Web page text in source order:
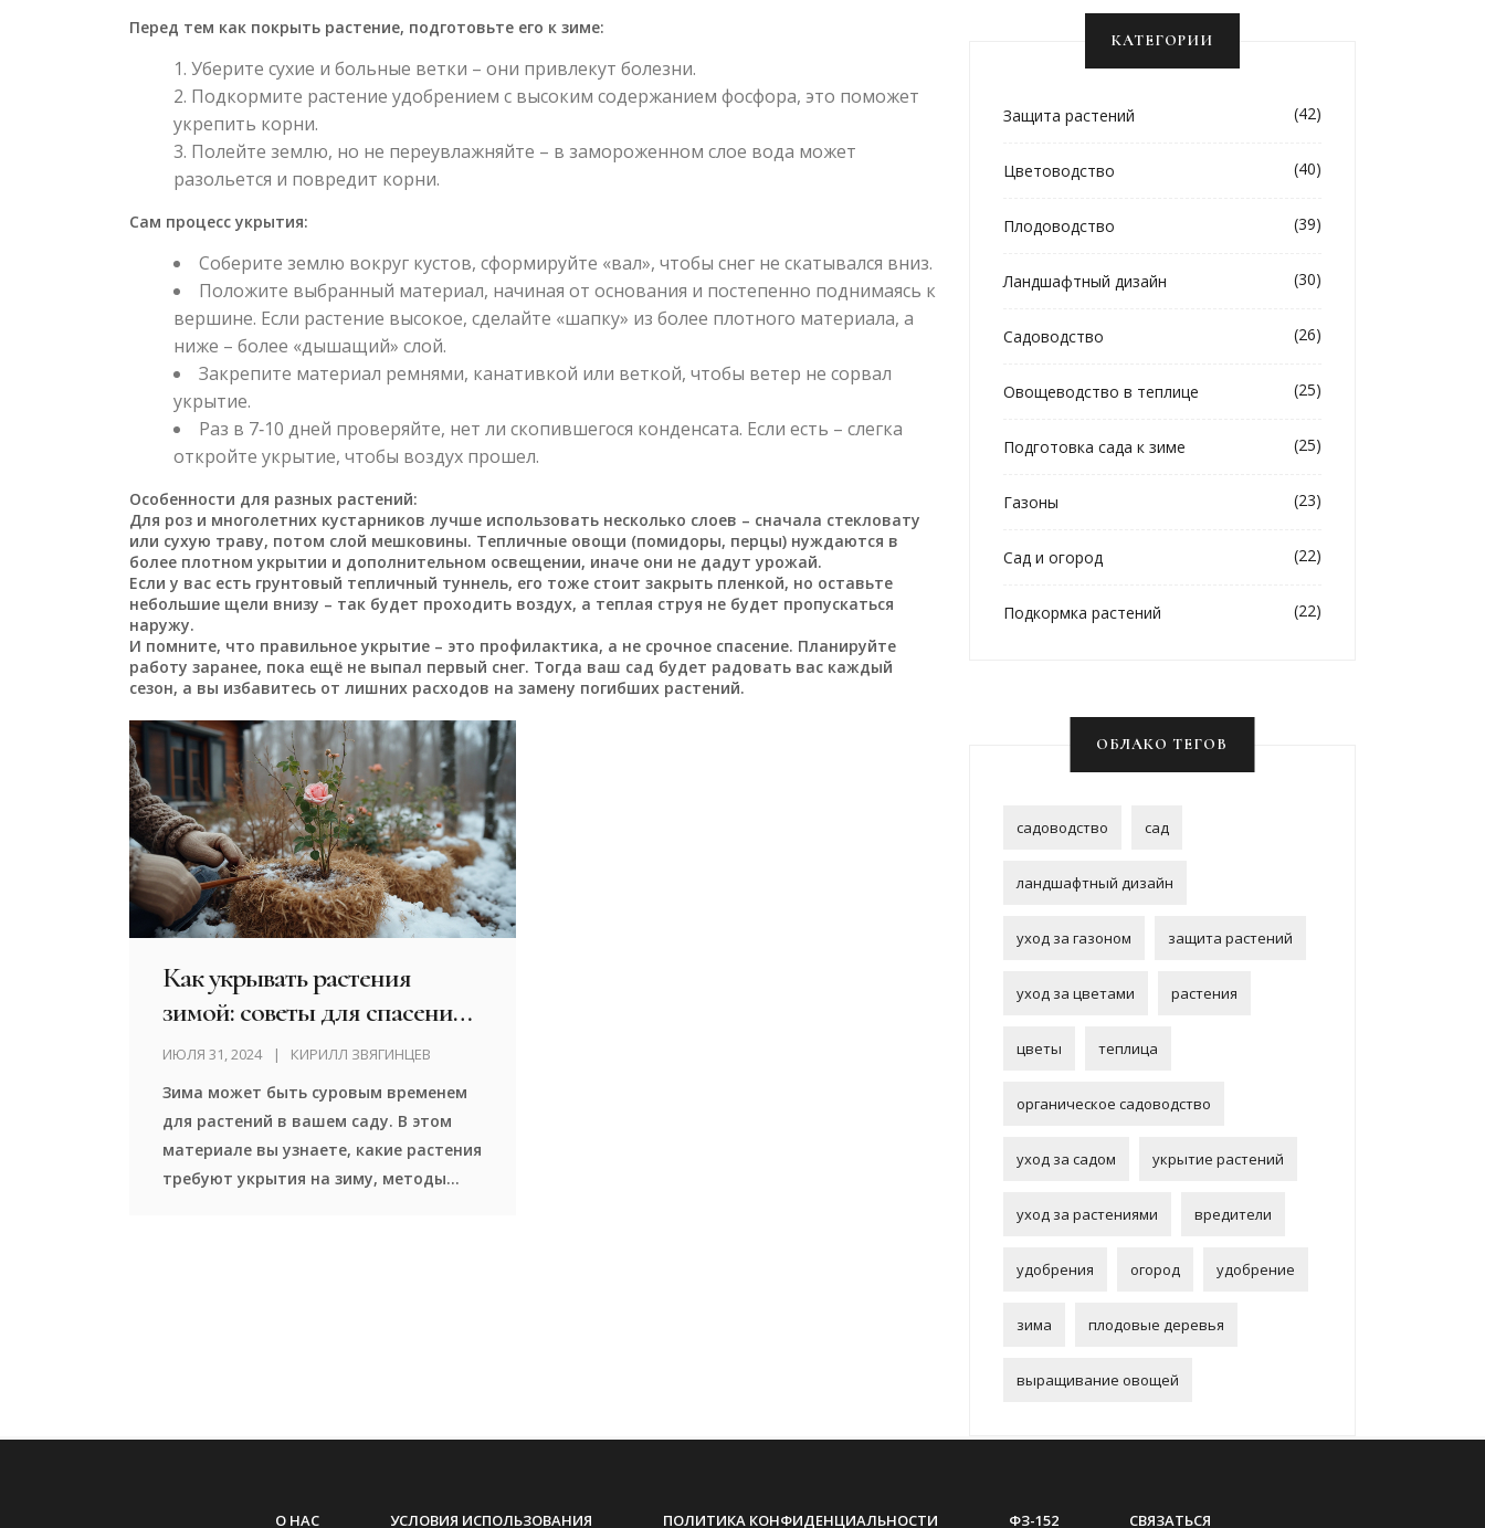
Перед тем как покрыть растение, подготовьте его к зиме:
Уберите сухие и больные ветки – они привлекут болезни.
Подкормите растение удобрением с высоким содержанием фосфора, это поможет
укрепить корни.
Полейте землю, но не переувлажняйте – в замороженном слое вода может
разольется и повредит корни.
Сам процесс укрытия:
Соберите землю вокруг кустов, сформируйте «вал», чтобы снег не скатывался вниз.
Положите выбранный материал, начиная от основания и постепенно поднимаясь к
вершине. Если растение высокое, сделайте «шапку» из более плотного материала, а
ниже – более «дышащий» слой.
Закрепите материал ремнями, канативкой или веткой, чтобы ветер не сорвал
укрытие.
Раз в 7‑10 дней проверяйте, нет ли скопившегося конденсата. Если есть – слегка
откройте укрытие, чтобы воздух прошел.
Особенности для разных растений:
Для роз и многолетних кустарников лучше использовать несколько слоев – сначала стекловату
или сухую траву, потом слой мешковины. Тепличные овощи (помидоры, перцы) нуждаются в
более плотном укрытии и дополнительном освещении, иначе они не дадут урожай.
Если у вас есть грунтовый тепличный туннель, его тоже стоит закрыть пленкой, но оставьте
небольшие щели внизу – так будет проходить воздух, а теплая струя не будет пропускаться
наружу.
И помните, что правильное укрытие – это профилактика, а не срочное спасение. Планируйте
работу заранее, пока ещё не выпал первый снег. Тогда ваш сад будет радовать вас каждый
сезон, а вы избавитесь от лишних расходов на замену погибших растений.
Как укрывать растения
зимой: советы для спасения
сада
ИЮЛЯ 31, 2024 КИРИЛЛ ЗВЯГИНЦЕВ
Зима может быть суровым временем
для растений в вашем саду. В этом
материале вы узнаете, какие растения
требуют укрытия на зиму, методы
КАТЕГОРИИ
Защита растений (42)
Цветоводство (40)
Плодоводство (39)
Ландшафтный дизайн (30)
Садоводство (26)
Овощеводство в теплице (25)
Подготовка сада к зиме (25)
Газоны (23)
Сад и огород (22)
Подкормка растений (22)
ОБЛАКО ТЕГОВ
садоводство сад
ландшафтный дизайн
уход за газоном защита растений
уход за цветами растения
цветы теплица
органическое садоводство
уход за садом укрытие растений
уход за растениями вредители
удобрения огород удобрение
зима плодовые деревья
выращивание овощей
О НАС УСЛОВИЯ ИСПОЛЬЗОВАНИЯ ПОЛИТИКА КОНФИДЕНЦИАЛЬНОСТИ ФЗ-152 СВЯЗАТЬСЯ